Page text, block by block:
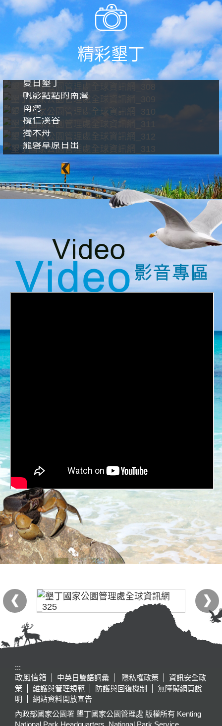
精彩墾丁
夏日墾丁
帆影點點的南灣
南灣
欖仁溪谷
獨木舟
龍磐草原日出
:::
政風信箱
中英日雙語詞彙 隱私權政策
資訊安全政
策
維護與管理規範 防護與回復機制
無障礙網頁說
明
網站資料開放宣告
內政部國家公園署 墾丁國家公園管理處 版權所有 Kenting
National Park Headquarters, National Park Service,